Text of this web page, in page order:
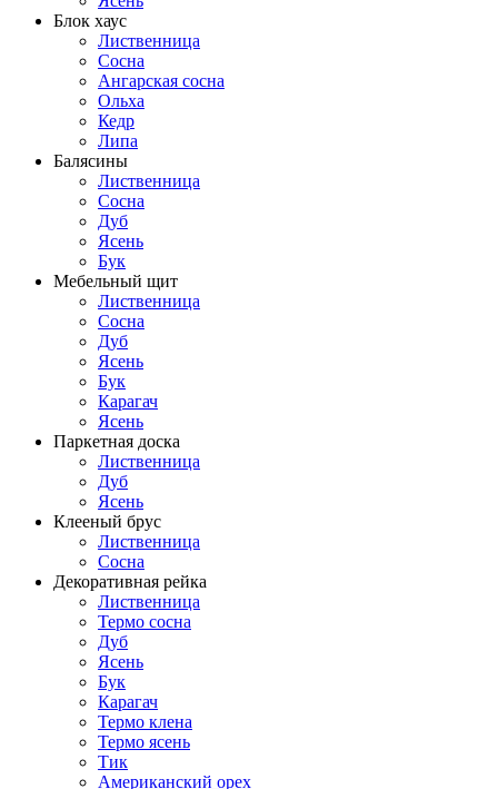
Блок хаус
Лиственница
Сосна
Ангарская сосна
Ольха
Кедр
Липа
Балясины
Лиственница
Сосна
Дуб
Ясень
Бук
Мебельный щит
Лиственница
Сосна
Дуб
Ясень
Бук
Карагач
Ясень
Паркетная доска
Лиственница
Дуб
Ясень
Клееный брус
Лиственница
Сосна
Декоративная рейка
Лиственница
Термо сосна
Дуб
Ясень
Бук
Карагач
Термо клена
Термо ясень
Тик
Американский орех